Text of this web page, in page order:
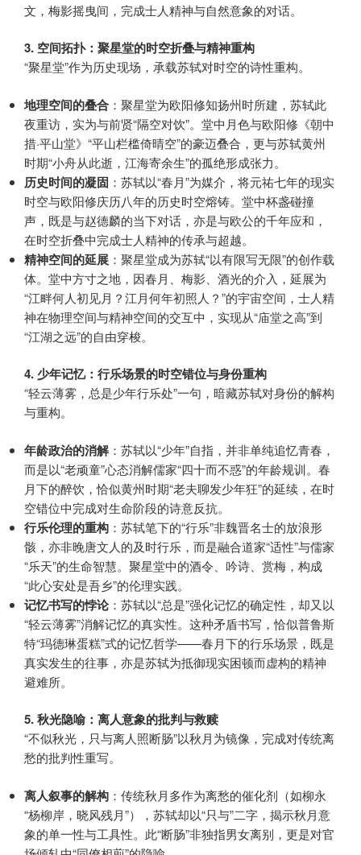
文，梅影摇曳间，完成士人精神与自然意象的对话。
3. 空间拓扑：聚星堂的时空折叠与精神重构
“聚星堂”作为历史现场，承载苏轼对时空的诗性重构。
地理空间的叠合 ：聚星堂为欧阳修知扬州时所建，苏轼此
夜重访，实为与前贤“隔空对饮”。堂中月色与欧阳修《朝中
措·平山堂》“平山栏槛倚晴空”的豪迈叠合，更与苏轼黄州
时期“小舟从此逝，江海寄余生”的孤绝形成张力。
历史时间的凝固 ：苏轼以“春月”为媒介，将元祐七年的现实
时空与欧阳修庆历八年的历史时空熔铸。堂中杯盏碰撞
声，既是与赵德麟的当下对话，亦是与欧公的千年应和，
在时空折叠中完成士人精神的传承与超越。
精神空间的延展 ：聚星堂成为苏轼“以有限写无限”的创作载
体。堂中方寸之地，因春月、梅影、酒光的介入，延展为
“江畔何人初见月？江月何年初照人？”的宇宙空间，士人精
神在物理空间与精神空间的交互中，实现从“庙堂之高”到
“江湖之远”的自由穿梭。
4. 少年记忆：行乐场景的时空错位与身份重构
“轻云薄雾，总是少年行乐处”一句，暗藏苏轼对身份的解构
与重构。
年龄政治的消解：苏轼以“少年”自指，并非单纯追忆青春，
而是以“老顽童”心态消解儒家“四十而不惑”的年龄规训。春
月下的醉饮，恰似黄州时期“老夫聊发少年狂”的延续，在时
空错位中完成对生命阶段的诗意反抗。
行乐伦理的重构 ：苏轼笔下的“行乐”非魏晋名士的放浪形
骸，亦非晚唐文人的及时行乐，而是融合道家“适性”与儒家
“乐天”的生命智慧。聚星堂中的酒令、吟诗、赏梅，构成
“此心安处是吾乡”的伦理实践。
记忆书写的悖论：苏轼以“总是”强化记忆的确定性，却又以
“轻云薄雾”消解记忆的真实性。这种矛盾书写，恰似普鲁斯
特“玛德琳蛋糕”式的记忆哲学——春月下的行乐场景，既是
真实发生的往事，亦是苏轼为抵御现实困顿而虚构的精神
避难所。
5. 秋光隐喻：离人意象的批判与救赎
“不似秋光，只与离人照断肠”以秋月为镜像，完成对传统离
愁的批判性重写。
离人叙事的解构 ：传统秋月多作为离愁的催化剂（如柳永
“杨柳岸，晓风残月”），苏轼却以“只与”二字，揭示秋月意
象的单一性与工具性。此“断肠”非独指男女离别，更是对官